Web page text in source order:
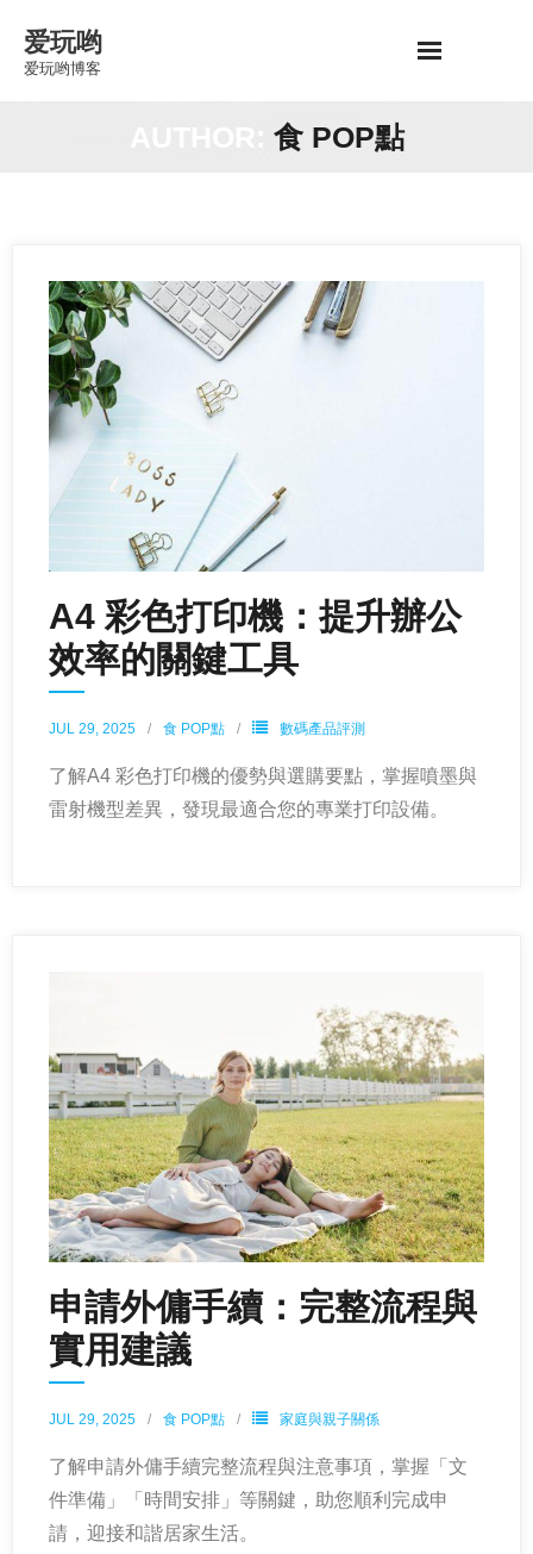
content
爱玩哟
爱玩哟博客
AUTHOR: 食 POP點
A4 彩色打印機：提升辦公
效率的關鍵工具
JUL 29, 2025 食 POP點 數碼產品評測
了解A4 彩色打印機的優勢與選購要點，掌握噴墨與
雷射機型差異，發現最適合您的專業打印設備。
申請外傭手續：完整流程與
實用建議
JUL 29, 2025 食 POP點 家庭與親子關係
了解申請外傭手續完整流程與注意事項，掌握「文
件準備」「時間安排」等關鍵，助您順利完成申
請，迎接和諧居家生活。